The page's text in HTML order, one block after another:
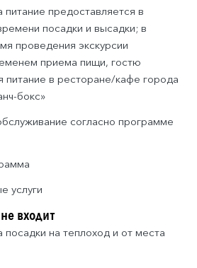
питание предоставляется в
посадки и высадки; в
проведения экскурсии
приема пищи, гостю
питание в ресторане/кафе города
бокс»
согласно программе
услуги
входит
на теплоход и от места